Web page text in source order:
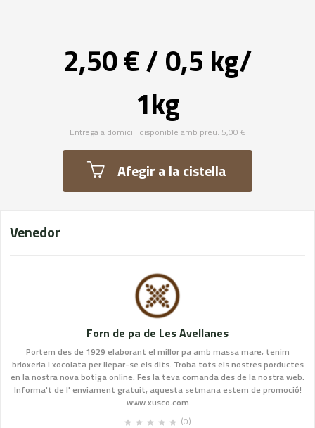
2,50 € / 0,5 kg/
1kg
Entrega a domicili disponible amb preu: 5,00 €
Afegir a la cistella
Venedor
Forn de pa de Les Avellanes
Portem des de 1929 elaborant el millor pa amb massa mare, tenim
brioxeria i xocolata per llepar-se els dits. Troba tots els nostres porductes
en la nostra nova botiga online. Fes la teva comanda des de la nostra web.
Informa't de l' enviament gratuit, aquesta setmana estem de promoció!
www.xusco.com
(0)